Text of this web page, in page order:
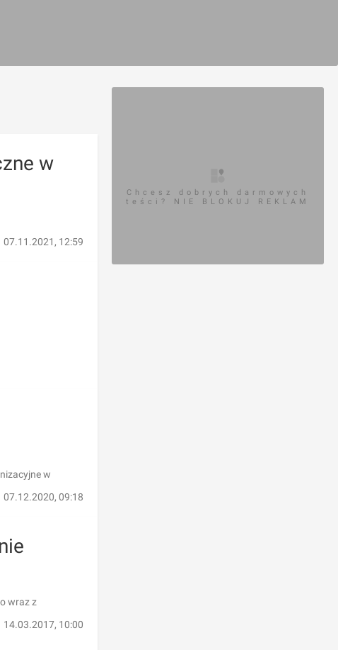
w
07.11.2021, 12:59
w
07.12.2020, 09:18
wraz z
14.03.2017, 10:00
Chcesz dobrych darmowych
teści? NIE BLOKUJ REKLAM